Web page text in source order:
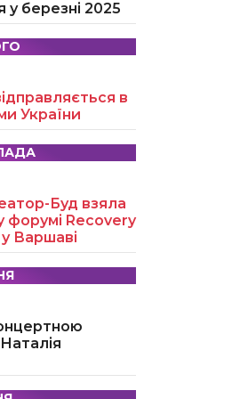
у березні 2025
в
України
Буд взяла
форумі Recovery
Варшаві